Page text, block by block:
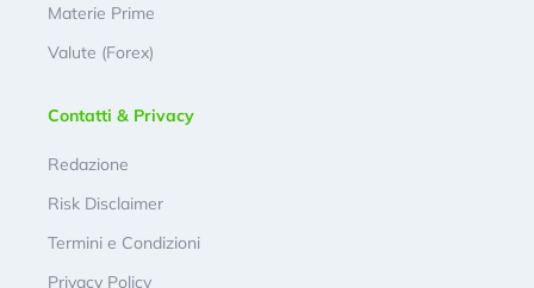
Materie Prime
Valute (Forex)
Contatti & Privacy
Redazione
Risk Disclaimer
Termini e Condizioni
Privacy Policy